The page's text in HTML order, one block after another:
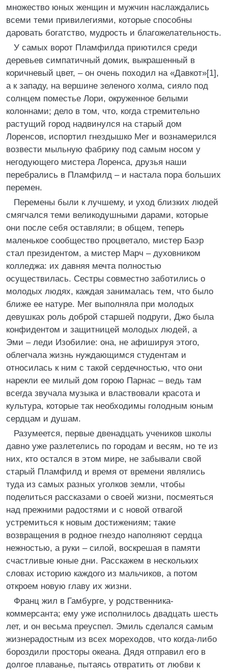
множество юных женщин и мужчин наслаждались
всеми теми привилегиями, которые способны
даровать богатство, мудрость и благожелательность.
У самых ворот Пламфилда приютился среди
деревьев симпатичный домик, выкрашенный в
коричневый цвет, – он очень походил на «Давкот»[1],
а к западу, на вершине зеленого холма, сияло под
солнцем поместье Лори, окруженное белыми
колоннами; дело в том, что, когда стремительно
растущий город надвинулся на старый дом
Лоренсов, испортил гнездышко Мег и вознамерился
возвести мыльную фабрику под самым носом у
негодующего мистера Лоренса, друзья наши
перебрались в Пламфилд – и настала пора больших
перемен.
Перемены были к лучшему, и уход близких людей
смягчался теми великодушными дарами, которые
они после себя оставляли; в общем, теперь
маленькое сообщество процветало, мистер Баэр
стал президентом, а мистер Марч – духовником
колледжа: их давняя мечта полностью
осуществилась. Сестры совместно заботились о
молодых людях, каждая занималась тем, что было
ближе ее натуре. Мег выполняла при молодых
девушках роль доброй старшей подруги, Джо была
конфидентом и защитницей молодых людей, а
Эми – леди Изобилие: она, не афишируя этого,
облегчала жизнь нуждающимся студентам и
относилась к ним с такой сердечностью, что они
нарекли ее милый дом горою Парнас – ведь там
всегда звучала музыка и властвовали красота и
культура, которые так необходимы голодным юным
сердцам и душам.
Разумеется, первые двенадцать учеников школы
давно уже разлетелись по городам и весям, но те из
них, кто остался в этом мире, не забывали свой
старый Пламфилд и время от времени являлись
туда из самых разных уголков земли, чтобы
поделиться рассказами о своей жизни, посмеяться
над прежними радостями и с новой отвагой
устремиться к новым достижениям; такие
возвращения в родное гнездо наполняют сердца
нежностью, а руки – силой, воскрешая в памяти
счастливые юные дни. Расскажем в нескольких
словах историю каждого из мальчиков, а потом
откроем новую главу их жизни.
Франц жил в Гамбурге, у родственника-
коммерсанта; ему уже исполнилось двадцать шесть
лет, и он весьма преуспел. Эмиль сделался самым
жизнерадостным из всех мореходов, что когда-либо
бороздили просторы океана. Дядя отправил его в
долгое плаванье, пытаясь отвратить от любви к